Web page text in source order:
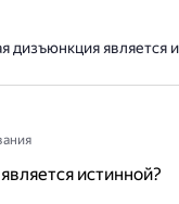
дизъюнкция является
истинной?